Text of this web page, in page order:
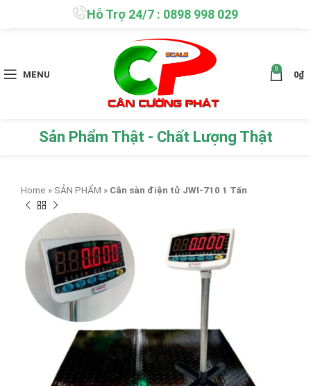
Hỗ Trợ 24/7 : 0898 998 029
MENU
0
0₫
Sản Phẩm Thật - Chất Lượng Thật
Home » SẢN PHẨM » Cân sàn điện tử JWI-710 1 Tấn